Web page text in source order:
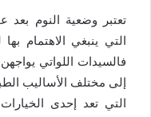
تعتبر وضعية النوم بعد
التي ينبغي الاهتمام
فالسيدات اللواتي
إلى مختلف الأساليب
التي تعد إحدى